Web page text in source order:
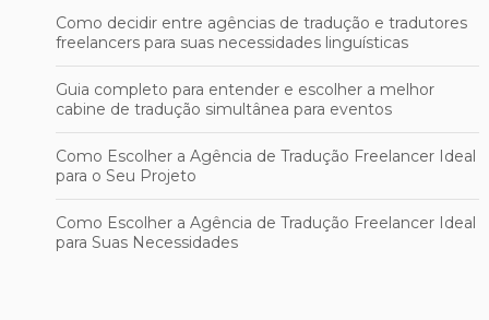
Como decidir entre agências de tradução e tradutores
freelancers para suas necessidades linguísticas
Guia completo para entender e escolher a melhor
cabine de tradução simultânea para eventos
Como Escolher a Agência de Tradução Freelancer Ideal
para o Seu Projeto
Como Escolher a Agência de Tradução Freelancer Ideal
para Suas Necessidades